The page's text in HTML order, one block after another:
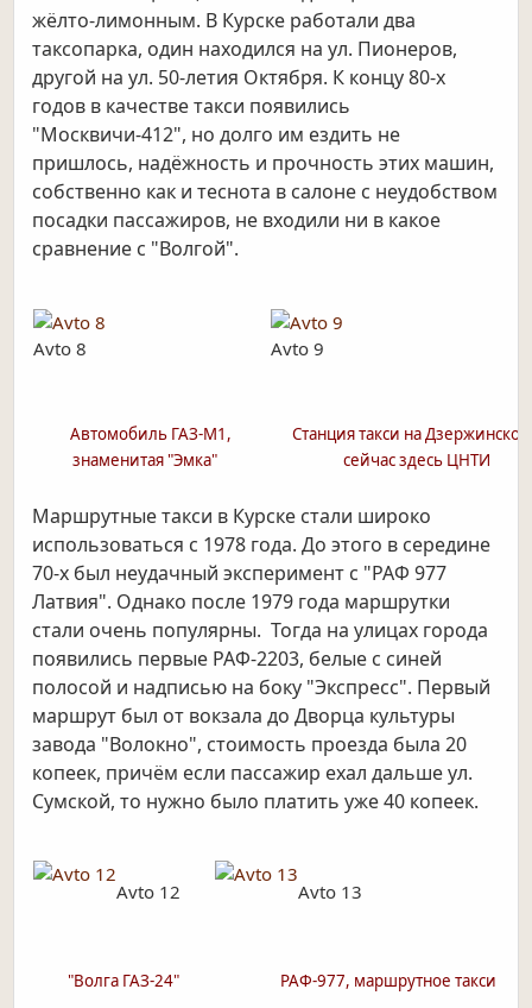
жёлто-лимонным. В Курске работали два
таксопарка, один находился на ул. Пионеров,
другой на ул. 50-летия Октября. К концу 80-х
годов в качестве такси появились
"Москвичи-412", но долго им ездить не
пришлось, надёжность и прочность этих машин,
собственно как и теснота в салоне с неудобством
посадки пассажиров, не входили ни в какое
сравнение с "Волгой".
Avto 8 Avto 9
Автомобиль ГАЗ-М1,
знаменитая "Эмка"
Станция такси на
сейчас здесь ЦНТИ
Маршрутные такси в Курске стали широко
использоваться с 1978 года. До этого в середине
70-х был неудачный эксперимент с "РАФ 977
Латвия". Однако после 1979 года маршрутки
стали очень популярны. Тогда на улицах города
появились первые РАФ-2203, белые с синей
полосой и надписью на боку "Экспресс". Первый
маршрут был от вокзала до Дворца культуры
завода "Волокно", стоимость проезда была 20
копеек, причём если пассажир ехал дальше ул.
Сумской, то нужно было платить уже 40 копеек.
Avto 12 Avto 13
"Волга ГАЗ-24" РАФ-977, маршрутное такси